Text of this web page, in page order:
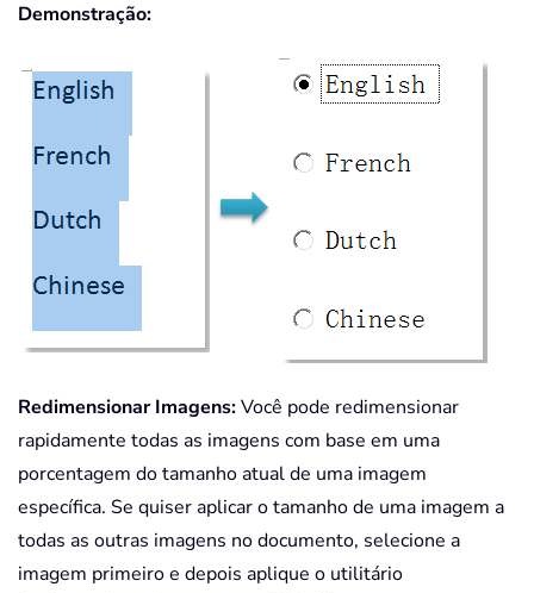
Demonstração:
Redimensionar Imagens:Você pode redimensionar
rapidamente todas as imagens com base em uma
porcentagem do tamanho atual de uma imagem
específica. Se quiser aplicar o tamanho de uma imagem a
todas as outras imagens no documento, selecione a
imagem primeiro e depois aplique o utilitário